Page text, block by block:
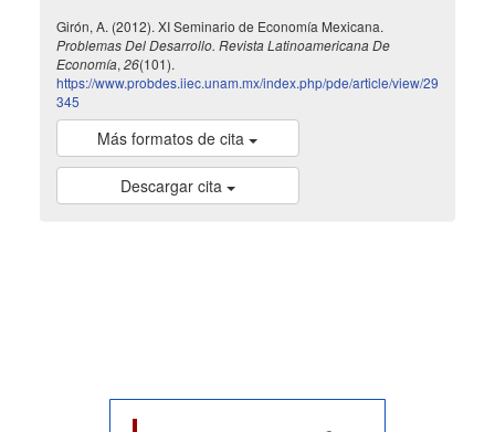
Girón, A. (2012). XI Seminario de Economía Mexicana.
Problemas Del Desarrollo. Revista Latinoamericana De
Economía, 26(101).
https://www.probdes.iiec.unam.mx/index.php/pde/article/view/29
345
Más formatos de cita
Descargar cita